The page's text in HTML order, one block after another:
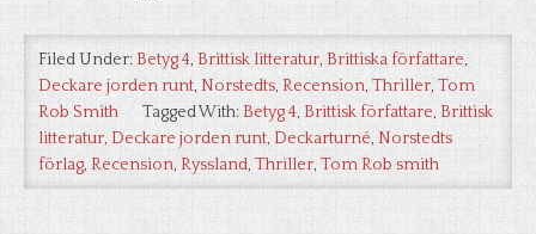
Filed Under:Betyg 4, Brittisk litteratur, Brittiska författare,
Deckare jorden runt, Norstedts, Recension, Thriller, Tom
Rob Smith
Tagged With:Betyg 4, Brittisk författare, Brittisk
litteratur, Deckare jorden runt, Deckarturné, Norstedts
förlag, Recension, Ryssland, Thriller, Tom Rob smith